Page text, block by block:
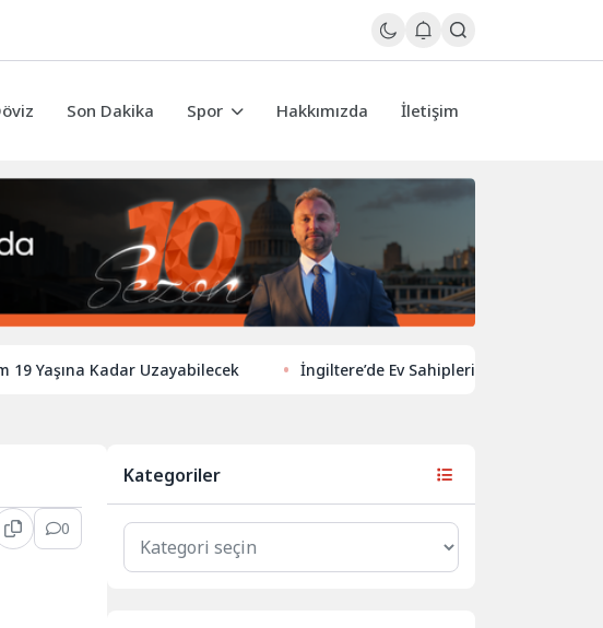
Son Dakika Spor Hakkımızda İletişim
Kadar Uzayabilecek İngiltere’de Ev Sahiplerinden Yeni Yönelim: Vergi
0
Kategoriler
Kategoriler